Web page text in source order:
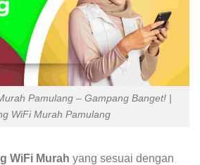
Pamulang – Gampang Banget! |
WiFi Murah Pamulang
WiFi Murah yang sesuai dengan